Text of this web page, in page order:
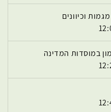
וכיוונים
במוסדות המדינה